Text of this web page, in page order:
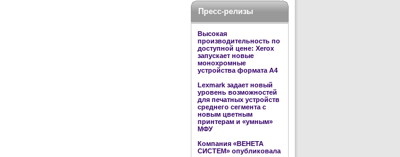
Пресс-релизы
Высокая
производительность по
доступной цене: Xerox
запускает новые
монохромные
устройства формата А4
Lexmark задает новый
уровень возможностей
для печатных устройств
среднего сегмента с
новым цветным
принтерам и «умным»
МФУ
Компания «ВЕНЕТА
СИСТЕМ» опубликовала